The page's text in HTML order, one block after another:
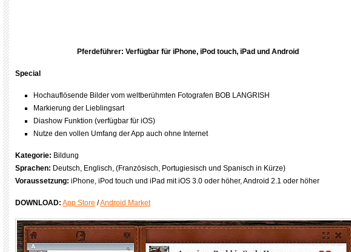
Pferdeführer: Verfügbar für iPhone, iPod touch, iPad und Android
Special
Hochauflösende Bilder vom weltberühmten Fotografen BOB LANGRISH
Markierung der Lieblingsart
Diashow Funktion (verfügbar für iOS)
Nutze den vollen Umfang der App auch ohne Internet
Kategorie: Bildung
Sprachen: Deutsch, Englisch, (Französisch, Portugiesisch und Spanisch in Kürze)
Voraussetzung: iPhone, iPod touch und iPad mit iOS 3.0 oder höher, Android 2.1 oder höher
DOWNLOAD: App Store /Android Market